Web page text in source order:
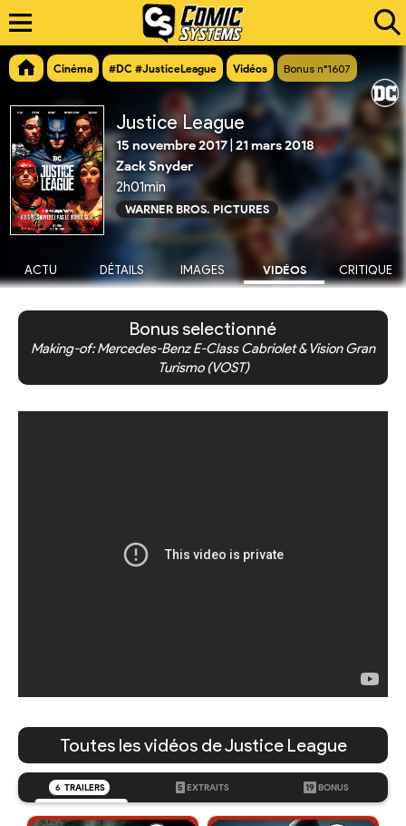
Cinéma #DC #JusticeLeague Vidéos Bonus n°1607
Justice League
15 novembre 2017 21 mars 2018
Zack Snyder
2h01min
WARNER BROS. PICTURES
ACTU DÉTAILS IMAGES VIDÉOS CRITIQUE
Bonus selectionné
Making-of: Mercedes-Benz E-Class Cabriolet & Vision Gran
Turismo (VOST)
Toutes les vidéos de Justice League
6 TRAILERS 5 EXTRAITS 19 BONUS